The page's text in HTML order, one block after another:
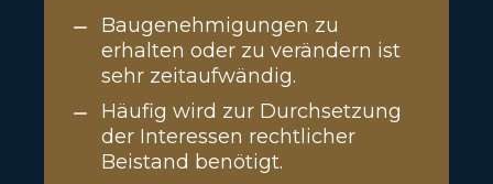
Baugenehmigungen zu
erhalten oder zu verändern ist
sehr zeitaufwändig.
Häufig wird zur Durchsetzung
der Interessen rechtlicher
Beistand benötigt.